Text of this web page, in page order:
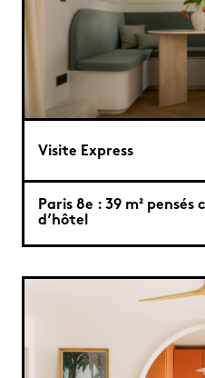
Visite Express
Paris 8e : 39 m² pensés
d’hôtel